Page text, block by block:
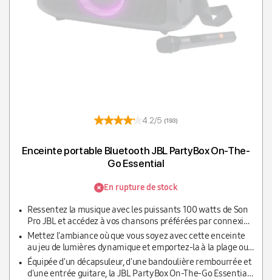
4.2/5 (193)
Enceinte portable Bluetooth JBL PartyBox On-The-
Go Essential
En rupture de stock
Ressentez la musique avec les puissants 100 watts de Son
Pro JBL et accédez à vos chansons préférées par connexion
Bluetooth, USB, AUX et TWS pendant ses 6 heures
d'autonomie
Mettez l'ambiance où que vous soyez avec cette enceinte
au jeu de lumières dynamique et emportez-la à la plage ou
au bord de la piscine sans crainte grâce à sa protection
IPX4mélodies.
Équipée d'un décapsuleur, d'une bandoulière rembourrée et
d'une entrée guitare, la JBL PartyBox On-The-Go Essential